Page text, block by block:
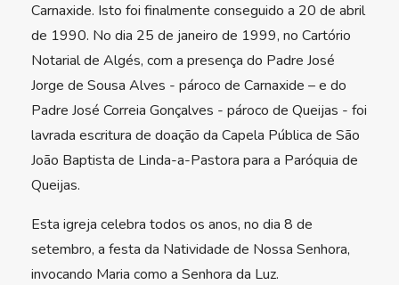
Carnaxide. Isto foi finalmente conseguido a 20 de abril
de 1990. No dia 25 de janeiro de 1999, no Cartório
Notarial de Algés, com a presença do Padre José
Jorge de Sousa Alves - pároco de Carnaxide – e do
Padre José Correia Gonçalves - pároco de Queijas - foi
lavrada escritura de doação da Capela Pública de São
João Baptista de Linda-a-Pastora para a Paróquia de
Queijas.
Esta igreja celebra todos os anos, no dia 8 de
setembro, a festa da Natividade de Nossa Senhora,
invocando Maria como a Senhora da Luz.